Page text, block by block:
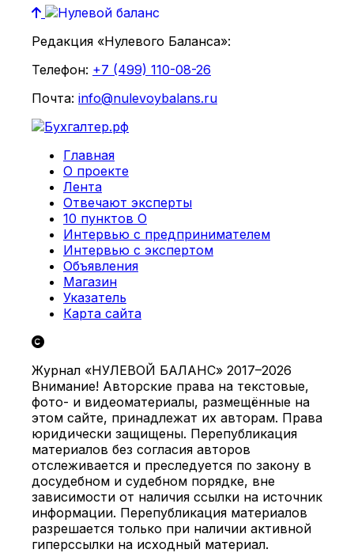
Редакция «Нулевого Баланса»:
Телефон: +7 (499) 110-08-26
Почта: info@nulevoybalans.ru
Главная
О проекте
Лента
Отвечают эксперты
10 пунктов О
Интервью с предпринимателем
Интервью с экспертом
Объявления
Магазин
Указатель
Карта сайта
Журнал «НУЛЕВОЙ БАЛАНС» 2017–2026
Внимание! Авторские права на текстовые,
фото- и видеоматериалы, размещённые на
этом сайте, принадлежат их авторам. Права
юридически защищены. Перепубликация
материалов без согласия авторов
отслеживается и преследуется по закону в
досудебном и судебном порядке, вне
зависимости от наличия ссылки на источник
информации. Перепубликация материалов
разрешается только при наличии активной
гиперссылки на исходный материал.